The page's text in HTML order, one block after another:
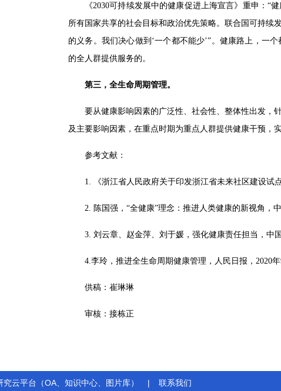
《2030可持续发展中的健康促进上海宣言》重申：
所有国家共享的社会目标和政治优先策略。联合国可持续
的义务。我们决心做到‘一个都不能少’”。健康路上，一
的全人群提供服务的。
第三，全生命周期管理。
要从健康影响因素的广泛性、社会性、整体性出发，
及主要影响因素，在重点时期为重点人群提供健康干预，
参考文献：
1. 《浙江省人民政府关于印发浙江省未来社区建设试
2. 陈国强，“全健康”理念：推进人类健康的新视角，
3. 刘云章、赵金萍、刘于媛，强化健康责任担当，中
4.李玲，推进全生命周期健康管理，人民日报，2020年
供稿：崔琳琳
审核：接栋正
究云平台（OA、知识中心、图片库） | 联系我们